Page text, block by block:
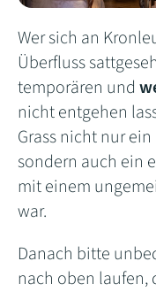
Wer sich an
Überfluss
temporären und
nicht entgehen
Grass nicht nur
sondern auch ein
mit einem
war.
Danach bitte
nach oben laufen,